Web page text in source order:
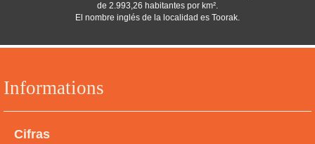
Informations
Cifras
de 2.993,26 habitantes por km².
El nombre inglés de la localidad es Toorak.